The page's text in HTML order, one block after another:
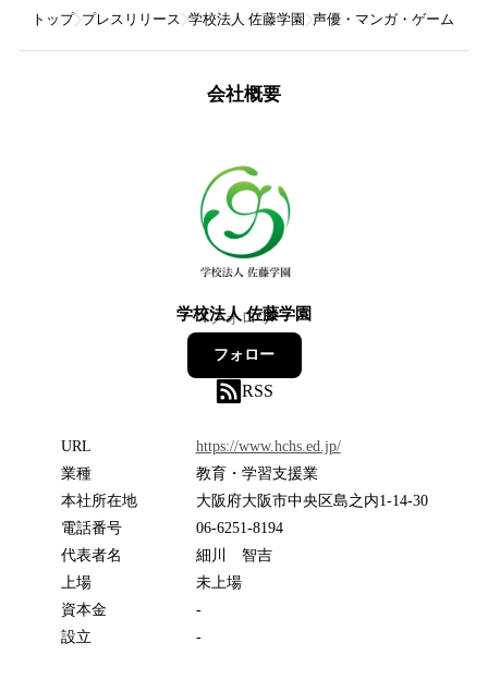
トップ プレスリリース 学校法人 佐藤学園 声優・マンガ・ゲーム・
会社概要
学校法人 佐藤学園
4フォロワー
フォロー
RSS
URL
https://www.hchs.ed.jp/
業種
教育・学習支援業
本社所在地
大阪府大阪市中央区島之内1-14-30
電話番号
06-6251-8194
代表者名
細川 智吉
上場
未上場
資本金
-
設立
-